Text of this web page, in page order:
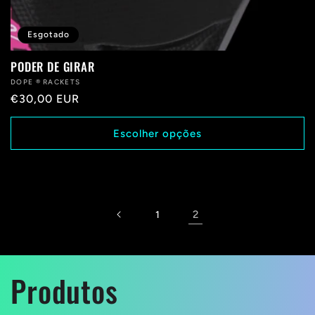
Esgotado
PODER DE GIRAR
Fabricante:
DOPE ® RACKETS
Preço
normal
€30,00 EUR
Escolher opções
1 2
C
Produtos